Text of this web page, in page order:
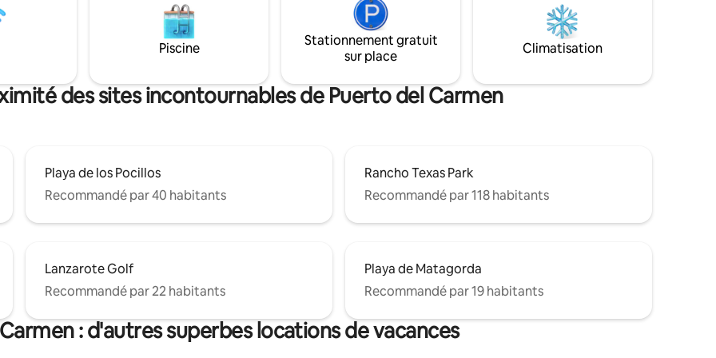
intelligente offrant toutes les
des films et des
à profusion, tout cela
de marche des plages, des
de mer.<br><br>Le prix de base
correspond à 2 personnes, et chaque
voyageur supplémentaire entraîne un
coût supplémentaire par nuit, de sorte
nombre exact de voyageurs.
maximum de confort. Un
environnement exclusif, idéal pour se
détendre et profiter d'une expérience
de vacances unique, à seulement
Piscine
Stationnement gratuit
sur place
Climatisation
des sites incontournables de Puerto del Carmen
Playa de los Pocillos
Recommandé par 40 habitants
Rancho Texas Park
Recommandé par 118 habitants
Lanzarote Golf
Recommandé par 22 habitants
Playa de Matagorda
Recommandé par 19 habitants
: d'autres superbes locations de vacances